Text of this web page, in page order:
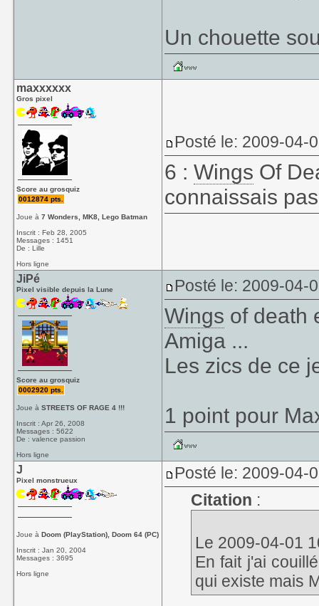
Un chouette
maxxxxxx
Gros pixel
Score au grosquiz
0012874 pts.
Joue à7 Wonders, MK8, Lego Batman
Inscrit : Feb 28, 2005
Messages : 1451
De : Lille
Hors ligne
Posté le: 2009-04-
6 :Wings Of
connaissais
JiPé
Pixel visible depuis la Lune
Score au grosquiz
0002920 pts.
Joue àSTREETS OF RAGE 4 !!!
Inscrit : Apr 26, 2008
Messages : 5622
De : valence passion
Hors ligne
Posté le: 2009-04-
Wings of death
Amiga ...
Les zics de ce
1 point pour
J
Pixel monstrueux
Joue àDoom (PlayStation), Doom 64 (PC)
Inscrit : Jan 20, 2004
Messages : 3695
Hors ligne
Posté le: 2009-04-
Citation :
Le 2009-04-01
En fait j'ai
qui existe mais